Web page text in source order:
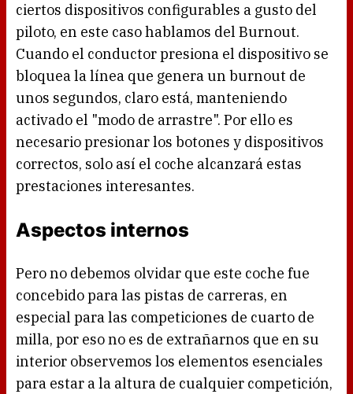
ciertos dispositivos configurables a gusto del
piloto, en este caso hablamos del Burnout.
Cuando el conductor presiona el dispositivo se
bloquea la línea que genera un burnout de
unos segundos, claro está, manteniendo
activado el "modo de arrastre". Por ello es
necesario presionar los botones y dispositivos
correctos, solo así el coche alcanzará estas
prestaciones interesantes.
Aspectos internos
Pero no debemos olvidar que este coche fue
concebido para las pistas de carreras, en
especial para las competiciones de cuarto de
milla, por eso no es de extrañarnos que en su
interior observemos los elementos esenciales
para estar a la altura de cualquier competición,